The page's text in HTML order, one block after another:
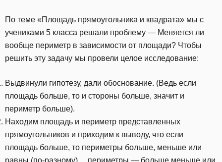
По теме «Площадь прямоугольника и квадрата» мы с
учениками 5 класса решали проблему — Меняется ли
вообще периметр в зависимости от площади? Чтобы
решить эту задачу мы провели целое исследование:
Выдвинули гипотезу, дали обоснование. (Ведь если
площадь больше, то и стороны больше, значит и
периметр больше).
Находим площадь и периметр представленных
прямоугольников и приходим к выводу, что если
площадь больше, то периметры больше, меньше или
равны (по-разному)… периметры — больше меньше или